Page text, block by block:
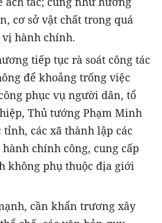
cơ sở vật chất trong quá
hành chính.
tiếp tục rà soát công tác
để khoảng trống việc
phục vụ người dân, tổ
Thủ tướng Phạm Minh
tỉnh, các xã thành lập các
chính công, cung cấp
không phụ thuộc địa giới
cần khẩn trương xây